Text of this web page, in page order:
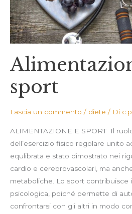
sport
Lascia un commento / diete / Di
ALIMENTAZIONE E SPORT Il
dell’esercizio fisico regolare unito
equlibrata e stato dimostrato nei
cardio e cerebrovascolari, ma
metaboliche. Lo sport contribuisce
psicologica, poiché permette di
confrontarsi con gli altri in modo